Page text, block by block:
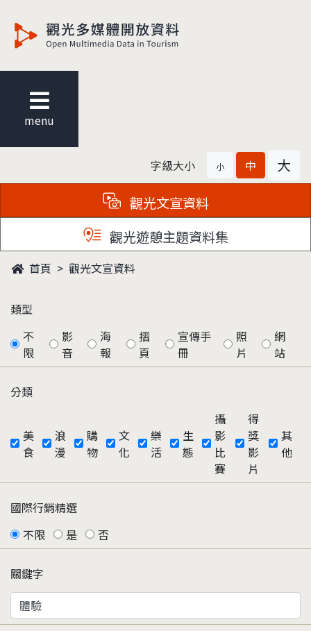
menu
字級大小 小 中 大
觀光文宣資料
觀光遊憩主題資料集
首頁 觀光文宣資料
類型
不
限
影
音
海
報
摺
頁
宣傳手
冊
照
片
網
站
分類
美
食
浪
漫
購
物
文
化
樂
活
生
態
攝
影
比
賽
得
獎
影
片
其
他
國際行銷精選
不限
是 否
關鍵字